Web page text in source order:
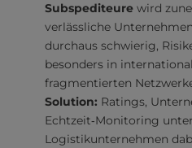
Subspediteure wird
verlässliche
durchaus schwierig,
besonders in
fragmentierten
Solution: Ratings,
Echtzeit‑Monitoring
Logistikunternehmen